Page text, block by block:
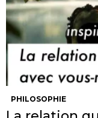
PHILOSOPHIE